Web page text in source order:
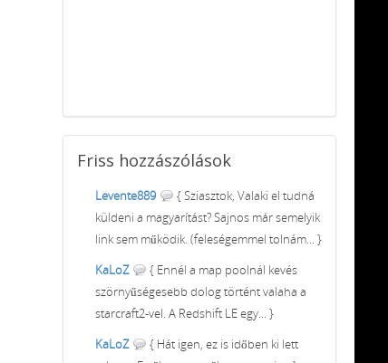
Friss hozzászólások
Levente889
{ Sziasztok, Valaki el tudná
küldeni a magyarítást? Sajnos már semelyik
link sem működik. (feleségemmel tolnám... }
KaLoZ
{ Ennél a map poolnál kevés
szörnyűségesebb dolog történt valaha a
starcraft2-vel. A Redshift LE egy... }
KaLoZ
{ Hát igen, ez is időben ki lett